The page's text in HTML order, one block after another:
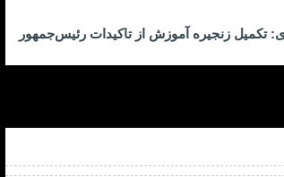
تکمیل زنجیره آموزش از تاکیدات رئیس‌جمهور